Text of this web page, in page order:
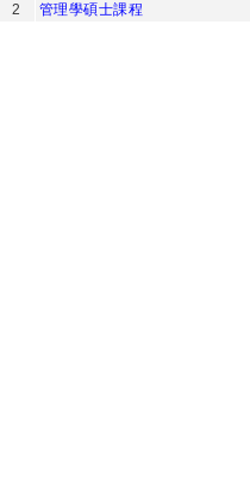
2
管理學碩士課程